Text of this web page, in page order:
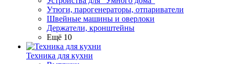
Утюги, парогенераторы, отпариватели
Швейные машины и оверлоки
Держатели, кронштейны
Ещё 10
Техника для кухни